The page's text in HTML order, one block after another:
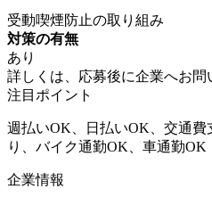
受動喫煙防止の取り組み
対策の有無
あり
詳しくは、応募後に企業へお問
注目ポイント
週払いOK、日払いOK、交通費
り、バイク通勤OK、車通勤OK
企業情報